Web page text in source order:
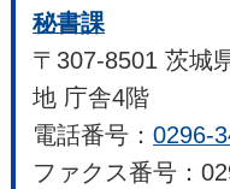
秘書課
〒307-8501 茨城
地 庁舎4階
電話番号：0296-
ファクス番号：